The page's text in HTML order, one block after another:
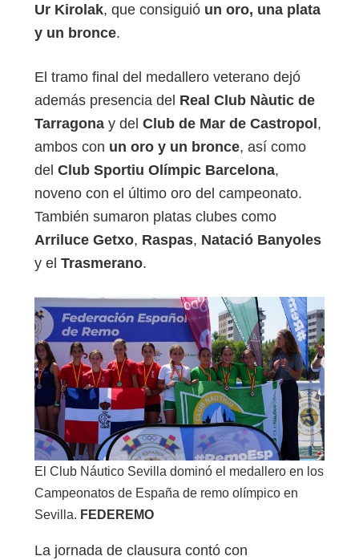
Ur Kirolak, que consiguió un oro, una plata
y un bronce.
El tramo final del medallero veterano dejó
además presencia del Real Club Nàutic de
Tarragona y del Club de Mar de Castropol ,
ambos con un oro y un bronce, así como
del Club Sportiu Olímpic Barcelona,
noveno con el último oro del campeonato.
También sumaron platas clubes como
Arriluce Getxo, Raspas, Natació Banyoles
y el Trasmerano.
El Club Náutico Sevilla dominó el medallero en los
Campeonatos de España de remo olímpico en
Sevilla. FEDEREMO
La jornada de clausura contó con